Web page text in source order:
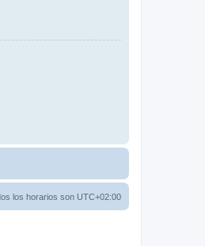
los horarios son UTC+02:00